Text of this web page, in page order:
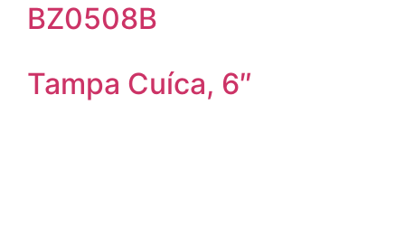
BZ0508B
Tampa Cuíca, 6″